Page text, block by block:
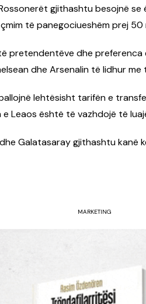
gjithashtu besojnë
të panegociueshëm prej 50
pretendentëve dhe preferenca
dhe Arsenalin të lidhur me
lehtësisht tarifën e
Leaos është të vazhdojë të
Galatasaray gjithashtu kanë
MARKETING